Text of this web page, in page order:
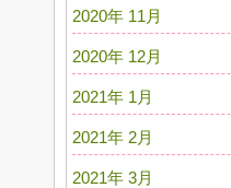
2020年 11月
2020年 12月
2021年 1月
2021年 2月
2021年 3月